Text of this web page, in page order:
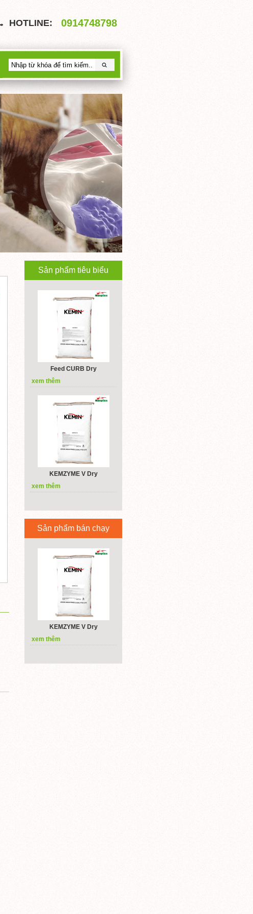
HOTLINE: 0914748798
Sản phẩm tiêu biểu
Feed CURB Dry
xem thêm
KEMZYME V Dry
xem thêm
Sản phẩm bán chạy
KEMZYME V Dry
xem thêm